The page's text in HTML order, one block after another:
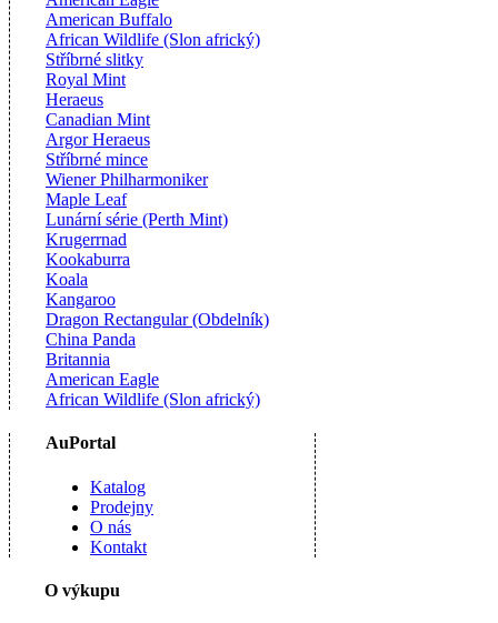
American Buffalo
African Wildlife (Slon africký)
Stříbrné slitky
Royal Mint
Heraeus
Canadian Mint
Argor Heraeus
Stříbrné mince
Wiener Philharmoniker
Maple Leaf
Lunární série (Perth Mint)
Krugerrnad
Kookaburra
Koala
Kangaroo
Dragon Rectangular (Obdelník)
China Panda
Britannia
American Eagle
African Wildlife (Slon africký)
AuPortal
Katalog
Prodejny
O nás
Kontakt
O výkupu